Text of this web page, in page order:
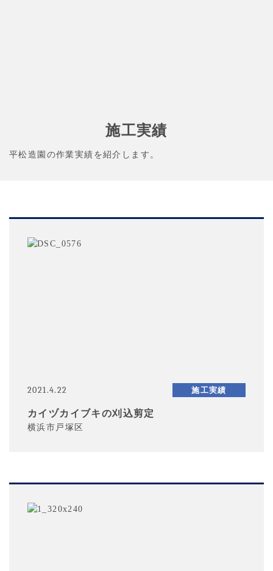
施工実績
平松造園の作業実績を紹介します。
2021.4.22 施工実績
カイヅカイブキの刈込剪定
横浜市戸塚区